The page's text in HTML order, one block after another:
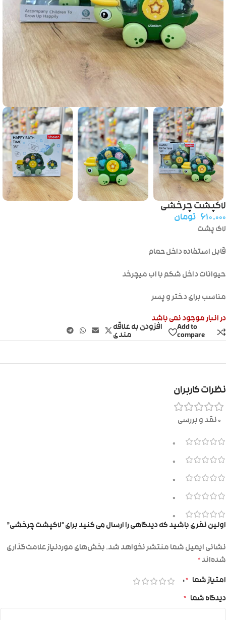
لاکپشت چرخشی
۶۱۰.۰۰۰ تومان
لاک پشت
قابل استفاده داخل حمام
حیوانات داخل شکم با اب میچرخد
مناسب برای دختر و پسر
در انبار موجود نمی باشد
Add to
compare
افزودن به علاقه
مندی
نظرات کاربران
0 نقد و بررسی
0
0
0
0
0
اولین نفری باشید که دیدگاهی را ارسال می کنید برای “لاکپشت چرخشی”
نشانی ایمیل شما منتشر نخواهد شد.بخش‌های موردنیاز علامت‌گذاری
شده‌اند*
امتیاز شما *
دیدگاه شما *